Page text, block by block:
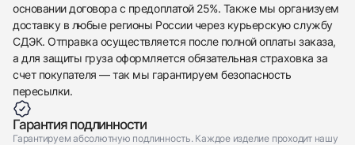
основании договора с предоплатой 25%. Также мы организуем
доставку в любые регионы России через курьерскую службу
СДЭК. Отправка осуществляется после полной оплаты заказа,
а для защиты груза оформляется обязательная страховка за
счет покупателя — так мы гарантируем безопасность
пересылки.
Гарантия подлинности
Гарантируем абсолютную подлинность. Каждое изделие проходит нашу